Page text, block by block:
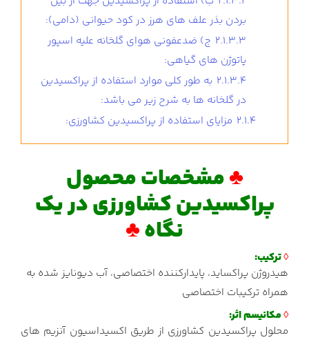
بردن بذر علف های هرز در کود حیوانی (دامی):
2.1.3.3 ج) ضدعفونی هوای گلخانه علیه اسپور
پاتوژن های گیاهی:
2.1.3.4 به طور کلی موارد استفاده از پراکسیدین
در گلخانه ها به شرح زیر می باشد:
2.1.4 مزایای استفاده از پراکسیدین کشاورزی:
♣مشخصات محصول
پراکسیدین کشاورزی در یک
نگاه♣
◊ترکیب:
هیدروژن پراکساید، پایدارکننده اختصاصی، آب دیونایز شده به
همراه ترکیبات اختصاصی
◊مکانیسم اثر:
محلول پراکسیدین کشاورزی از طریق اکسیداسیون آنزیم های